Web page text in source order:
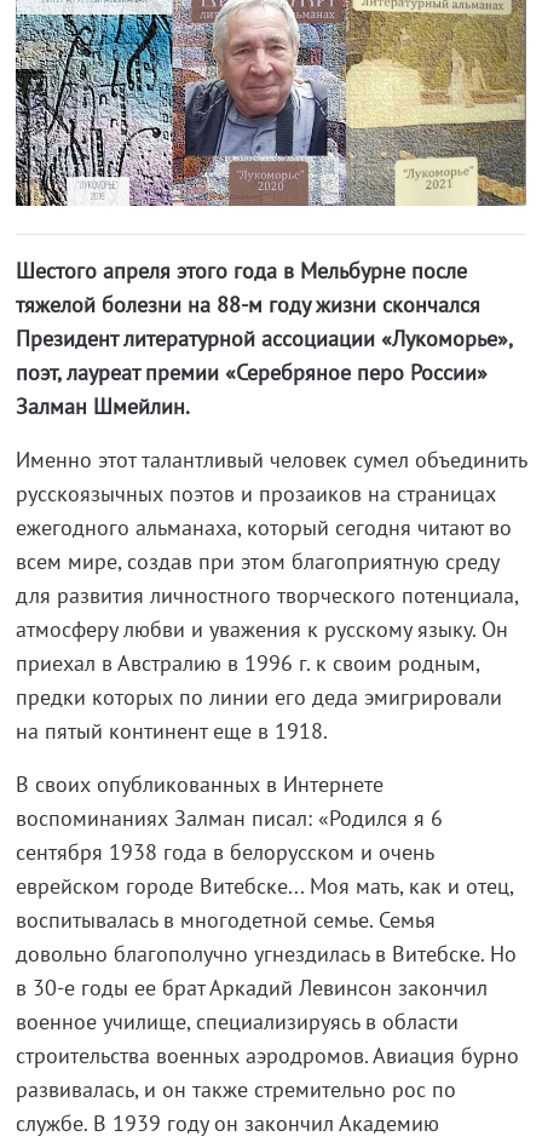
Шестого апреля этого года в Мельбурне после
тяжелой болезни на 88-м году жизни скончался
Президент литературной ассоциации «Лукоморье»,
поэт, лауреат премии «Серебряное перо России»
Залман Шмейлин.
Именно этот талантливый человек сумел объединить
русскоязычных поэтов и прозаиков на страницах
ежегодного альманаха, который сегодня читают во
всем мире, создав при этом благоприятную среду
для развития личностного творческого потенциала,
атмосферу любви и уважения к русскому языку. Он
приехал в Австралию в 1996 г. к своим родным,
предки которых по линии его деда эмигрировали
на пятый континент еще в 1918.
В своих опубликованных в Интернете
воспоминаниях Залман писал: «Родился я 6
сентября 1938 года в белорусском и очень
еврейском городе Витебске... Моя мать, как и отец,
воспитывалась в многодетной семье. Семья
довольно благополучно угнездилась в Витебске. Но
в 30-е годы ее брат Аркадий Левинсон закончил
военное училище, специализируясь в области
строительства военных аэродромов. Авиация бурно
развивалась, и он также стремительно рос по
службе. В 1939 году он закончил Академию